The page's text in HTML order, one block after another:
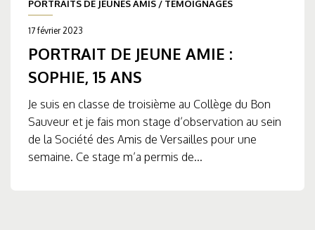
PORTRAITS DE JEUNES AMIS / TEMOIGNAGES
17 février 2023
PORTRAIT DE JEUNE AMIE :
SOPHIE, 15 ANS
Je suis en classe de troisième au Collège du Bon
Sauveur et je fais mon stage d’observation au sein
de la Société des Amis de Versailles pour une
semaine. Ce stage m’a permis de...